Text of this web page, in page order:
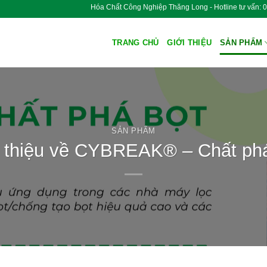
Hóa Chất Công Nghiệp Thăng Long - Hotline tư
TRANG CHỦ GIỚI THIỆU SẢN PHẨM
SẢN PHẨM
về CYBREAK® – Chất